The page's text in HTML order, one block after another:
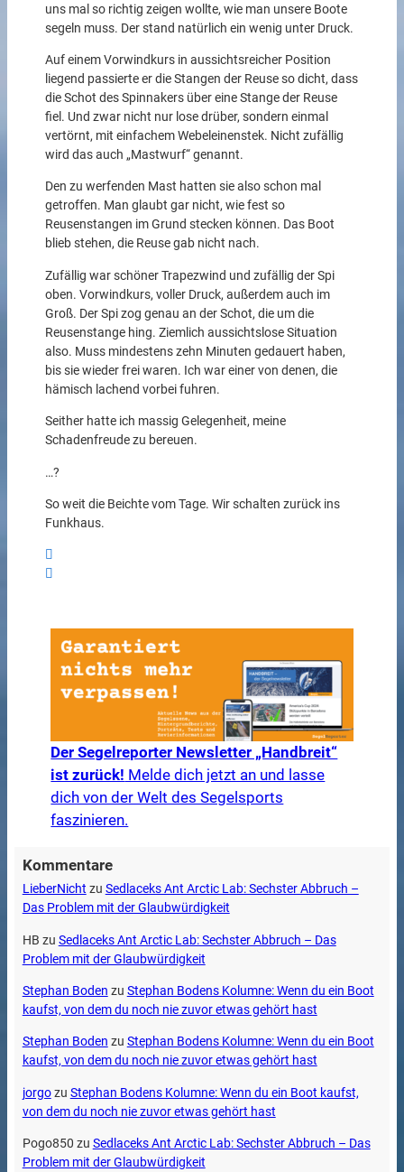
uns mal so richtig zeigen wollte, wie man unsere Boote
segeln muss. Der stand natürlich ein wenig unter Druck.
Auf einem Vorwindkurs in aussichtsreicher Position
liegend passierte er die Stangen der Reuse so dicht, dass
die Schot des Spinnakers über eine Stange der Reuse
fiel. Und zwar nicht nur lose drüber, sondern einmal
vertörnt, mit einfachem Webeleinenstek. Nicht zufällig
wird das auch „Mastwurf“ genannt.
Den zu werfenden Mast hatten sie also schon mal
getroffen. Man glaubt gar nicht, wie fest so
Reusenstangen im Grund stecken können. Das Boot
blieb stehen, die Reuse gab nicht nach.
Zufällig war schöner Trapezwind und zufällig der Spi
oben. Vorwindkurs, voller Druck, außerdem auch im
Groß. Der Spi zog genau an der Schot, die um die
Reusenstange hing. Ziemlich aussichtslose Situation
also. Muss mindestens zehn Minuten gedauert haben,
bis sie wieder frei waren. Ich war einer von denen, die
hämisch lachend vorbei fuhren.
Seither hatte ich massig Gelegenheit, meine
Schadenfreude zu bereuen.
…?
So weit die Beichte vom Tage. Wir schalten zurück ins
Funkhaus.
Der Segelreporter Newsletter „Handbreit“
ist zurück! Melde dich jetzt an und lasse
dich von der Welt des Segelsports
faszinieren.
Kommentare
LieberNicht zu Sedlaceks Ant Arctic Lab: Sechster Abbruch –
Das Problem mit der Glaubwürdigkeit
HB zu Sedlaceks Ant Arctic Lab: Sechster Abbruch – Das
Problem mit der Glaubwürdigkeit
Stephan Boden zu Stephan Bodens Kolumne: Wenn du ein Boot
kaufst, von dem du noch nie zuvor etwas gehört hast
Stephan Boden zu Stephan Bodens Kolumne: Wenn du ein Boot
kaufst, von dem du noch nie zuvor etwas gehört hast
jorgozu Stephan Bodens Kolumne: Wenn du ein Boot kaufst,
von dem du noch nie zuvor etwas gehört hast
Pogo850 zu Sedlaceks Ant Arctic Lab: Sechster Abbruch – Das
Problem mit der Glaubwürdigkeit